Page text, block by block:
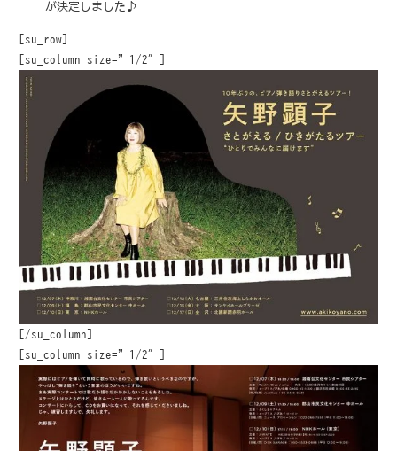
が決定しました♪
[su_row]
[su_column size=”1/2″]
[/su_column]
[su_column size=”1/2″]